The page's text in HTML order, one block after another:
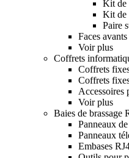
Kit de
Kit de
Paire
Faces avants
Voir plus
Coffrets
Coffrets
Coffrets
Accessoires
Voir plus
Baies de brassage
Panneaux
Panneaux
Embases